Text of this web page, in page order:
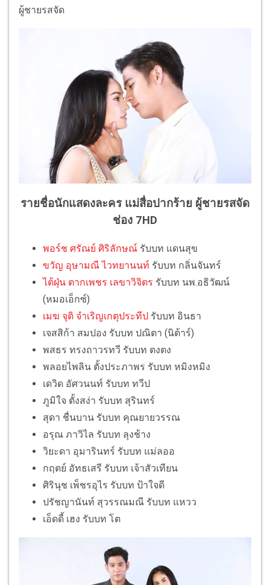
ผู้ชายรสจัด
รายชื่อนักแสดงละคร แม่สื่อปากร้าย ผู้ชายรสจัด
ช่อง 7HD
พอร์ช ศรัณย์ ศิริลักษณ์ รับบท แดนสุข
ขวัญ อุษามณี ไวทยานนท์ รับบท กลิ่นจันทร์
ไต้ฝุ่น ตากเพชร เลขาวิจิตร รับบท นพ.อธิวัฒน์
(หมอเอ็กซ์)
เมฆ จุติ จำเริญเกตุประทีป รับบท อินธา
เจสสิก้า สมปอง รับบท ปณิตา (นิต้าร์)
พสธร ทรงถาวรทวี รับบท ตงตง
พลอยไพลิน ตั้งประภาพร รับบท หมิงหมิง
เดวิด อัศวนนท์ รับบท ทวีป
ภูมิใจ ตั้งสง่า รับบท สุรินทร์
สุดา ชื่นบาน รับบท คุณยายวรรณ
อรุณ ภาวิไล รับบท ลุงช้าง
วิยะดา อุมารินทร์ รับบท แม่ลออ
กฤตย์ อัทธเสรี รับบท เจ้าสัวเทียน
ศิรินุช เพ็ชรอุไร รับบท ป้าใจดี
ปรัชญานันท์ สุวรรณมณี รับบท แหวว
เอ็ดดี้ เฮง รับบท โต